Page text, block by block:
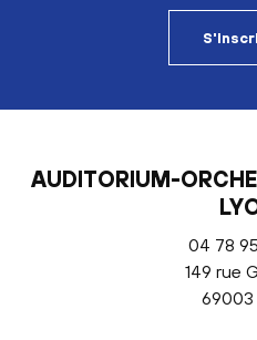
AUDITORIUM-
04 78
149 rue
69003